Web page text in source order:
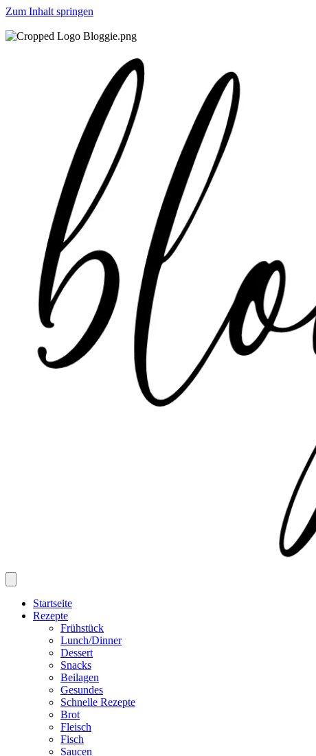
Zum Inhalt springen
Startseite
Rezepte
Frühstück
Lunch/Dinner
Dessert
Snacks
Beilagen
Gesundes
Schnelle Rezepte
Brot
Fleisch
Fisch
Saucen